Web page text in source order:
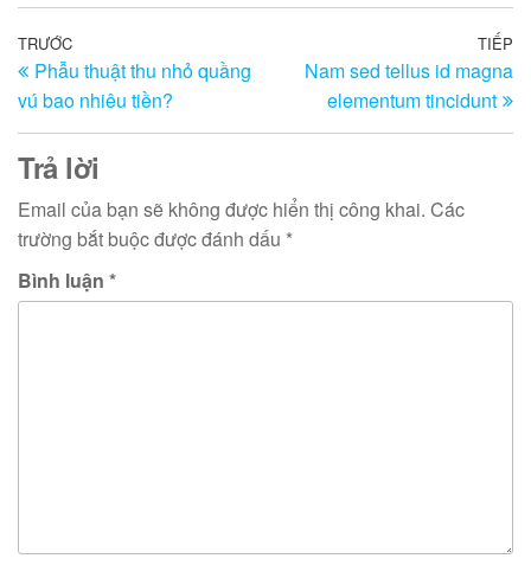
Điều
hướng
bài
viết
Bài
trước
TRƯỚC
Phẫu thuật thu nhỏ quầng
vú bao nhiêu tiền?
TIẾP
Nam sed tellus id magna
elementum tincidunt
Trả lời
Email của bạn sẽ không được hiển thị công khai. Các
trường bắt buộc được đánh dấu *
Bình luận *